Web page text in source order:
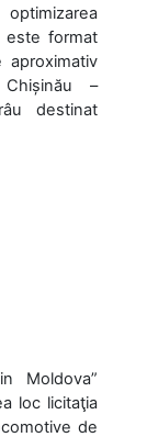
este format
–
destinat
Moldova”
loc licitaţia
de